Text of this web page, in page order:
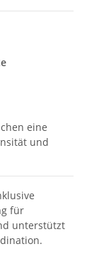
eine
und
für
unterstützt